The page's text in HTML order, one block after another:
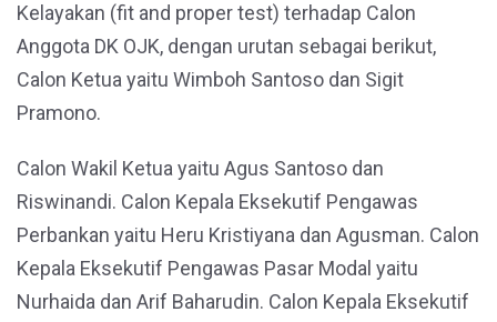
Kelayakan (fit and proper test) terhadap Calon
Anggota DK OJK, dengan urutan sebagai berikut,
Calon Ketua yaitu Wimboh Santoso dan Sigit
Pramono.
Calon Wakil Ketua yaitu Agus Santoso dan
Riswinandi. Calon Kepala Eksekutif Pengawas
Perbankan yaitu Heru Kristiyana dan Agusman. Calon
Kepala Eksekutif Pengawas Pasar Modal yaitu
Nurhaida dan Arif Baharudin. Calon Kepala Eksekutif